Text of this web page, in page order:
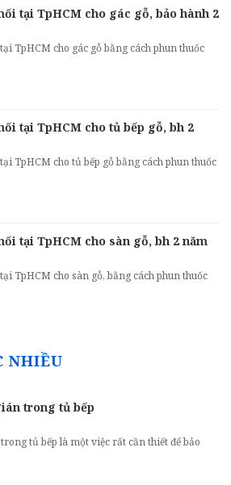
tại TpHCM cho gác gỗ, bảo hành 2
TpHCM cho gác gỗ bằng cách phun thuốc
tại TpHCM cho tủ bếp gỗ, bh 2
TpHCM cho tủ bếp gỗ bằng cách phun thuốc
tại TpHCM cho sàn gỗ, bh 2 năm
TpHCM cho sàn gỗ, bằng cách phun thuốc
NHIỀU
trong tủ bếp
tủ bếp là một việc rất cần thiết để bảo